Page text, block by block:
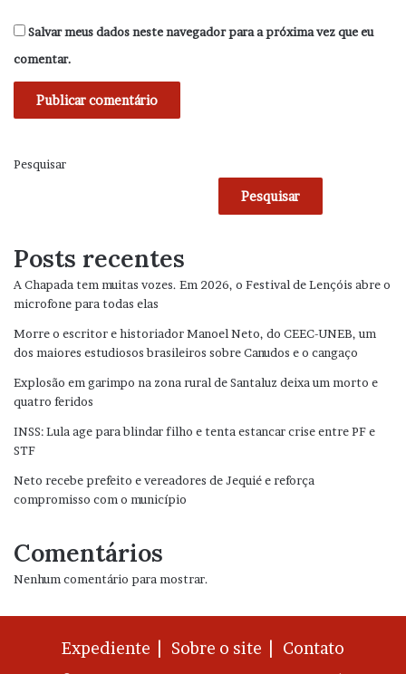
Salvar meus dados neste navegador para a próxima vez que eu
comentar.
Pesquisar
Pesquisar
Posts recentes
A Chapada tem muitas vozes. Em 2026, o Festival de Lençóis abre o
microfone para todas elas
Morre o escritor e historiador Manoel Neto, do CEEC-UNEB, um
dos maiores estudiosos brasileiros sobre Canudos e o cangaço
Explosão em garimpo na zona rural de Santaluz deixa um morto e
quatro feridos
INSS: Lula age para blindar filho e tenta estancar crise entre PF e
STF
Neto recebe prefeito e vereadores de Jequié e reforça
compromisso com o município
Comentários
Nenhum comentário para mostrar.
Expediente | Sobre o site | Contato